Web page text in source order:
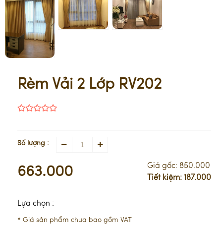
Rèm Vải 2 Lớp RV202
Số lượng :
663.000 Giá gốc: 850.000
Tiết kiệm: 187.000
Lựa chọn :
* Giá sản phẩm chưa bao gồm VAT